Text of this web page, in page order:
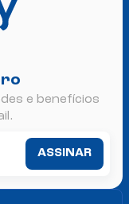
inteligente e
— acesso à
e benefícios
ASSINAR